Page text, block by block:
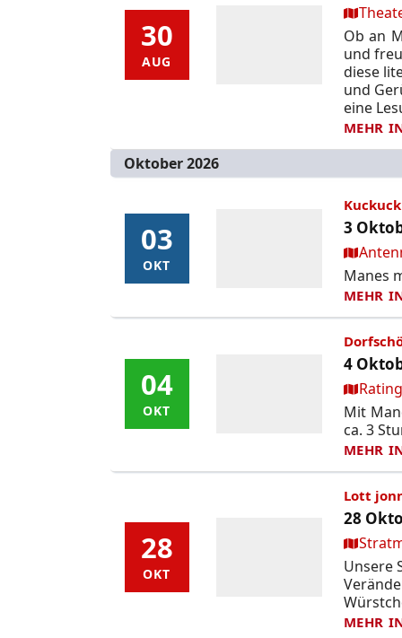
30
AUG
30
AUG
Ort:
Ob an
und
diese
und
eine
MEHR
Oktober 2026
03
OKT
03
OKT
3
Ort:
Manes
MEHR
04
OKT
04
OKT
4
Ort:
Mit
ca. 3
MEHR
28
OKT
28
OKT
Lott
28
Ort:
Unsere
MEHR